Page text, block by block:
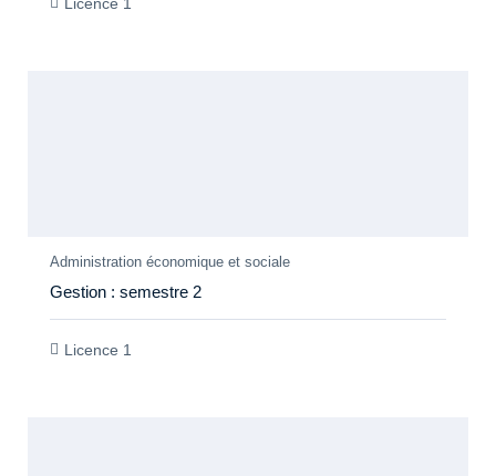
Administration économique et sociale
Gestion : semestre 2
Licence 1